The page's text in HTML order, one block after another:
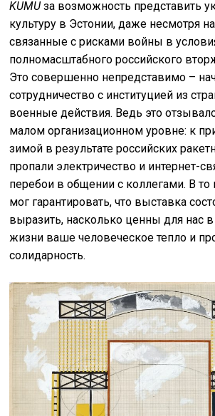
KUMUза возможность представить
культуру в Эстонии, даже несмотря
связанные с рисками войны в
полномасштабного российского
Это совершенно непредставимо –
сотрудничество с институцией из
военные действия. Ведь это
малом организационном уровне: к
зимой в результате российских
пропали электричество и интернет-
перебои в общении с коллегами. В то
мог гарантировать, что выставка
выразить, насколько ценны для нас
жизни ваше человеческое тепло и
солидарность.